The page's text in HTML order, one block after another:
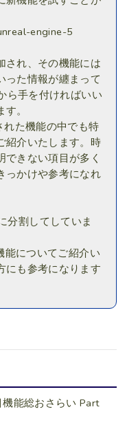
engine-5
され、その機能には
った情報が纏まって
ら手を付ければいい
。
れた機能の中でも特
紹介いたします。時
きない項目が多く
っかけや参考になれ
分割してしていま
能についてご紹介い
にも参考になります
能総おさらい Part